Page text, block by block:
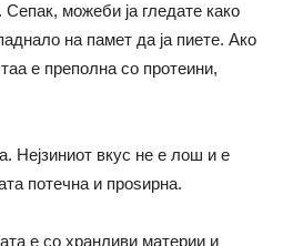
можеби ја гледате како
на памет да ја пиете. Ако
е преполна со протеини,
Нејзиниот вкус не е лош и е
потечна и проѕирна.
е со хранливи материи и